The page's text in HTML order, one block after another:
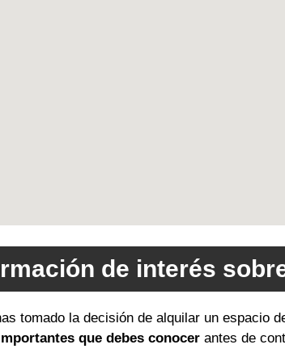
de interés
tomado la decisión de alquilar un espacio
que debes conocer antes de